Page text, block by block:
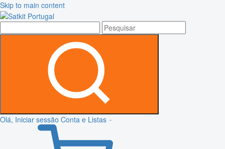
Skip to main content
Olá, Iniciar sessão Conta e Listas